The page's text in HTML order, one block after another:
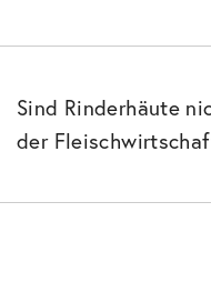
Sind Rinderhäute
der